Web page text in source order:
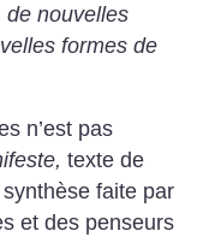
de nouvelles
formes de
n’est pas
texte de
faite par
et des penseurs